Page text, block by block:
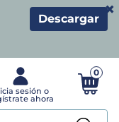
Descargar
×
0